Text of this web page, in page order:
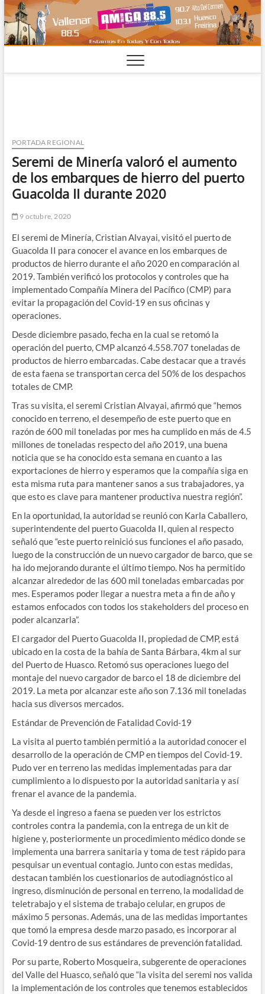
Saltar
al
contenido
PORTADA REGIONAL
Seremi de Minería valoró el aumento
de los embarques de hierro del puerto
Guacolda II durante 2020
9 octubre, 2020
El seremi de Minería, Cristian Alvayai, visitó el puerto de
Guacolda II para conocer el avance en los embarques de
productos de hierro durante el año 2020 en comparación al
2019. También verificó los protocolos y controles que ha
implementado Compañía Minera del Pacífico (CMP) para
evitar la propagación del Covid-19 en sus oficinas y
operaciones.
Desde diciembre pasado, fecha en la cual se retomó la
operación del puerto, CMP alcanzó 4.558.707 toneladas de
productos de hierro embarcadas. Cabe destacar que a través
de esta faena se transportan cerca del 50% de los despachos
totales de CMP.
Tras su visita, el seremi Cristian Alvayai, afirmó que “hemos
conocido en terreno, el desempeño de este puerto que en
razón de 600 mil toneladas por mes ha cumplido en más de 4.5
millones de toneladas respecto del año 2019, una buena
noticia que se ha conocido esta semana en cuanto a las
exportaciones de hierro y esperamos que la compañía siga en
esta misma ruta para mantener sanos a sus trabajadores, ya
que esto es clave para mantener productiva nuestra región”.
En la oportunidad, la autoridad se reunió con Karla Caballero,
superintendente del puerto Guacolda II, quien al respecto
señaló que “este puerto reinició sus funciones el año pasado,
luego de la construcción de un nuevo cargador de barco, que se
ha ido mejorando durante el último tiempo. Nos ha permitido
alcanzar alrededor de las 600 mil toneladas embarcadas por
mes. Esperamos poder llegar a nuestra meta a fin de año y
estamos enfocados con todos los stakeholders del proceso en
poder alcanzarla”.
El cargador del Puerto Guacolda II, propiedad de CMP, está
ubicado en la costa de la bahía de Santa Bárbara, 4km al sur
del Puerto de Huasco. Retomó sus operaciones luego del
montaje del nuevo cargador de barco el 18 de diciembre del
2019. La meta por alcanzar este año son 7.136 mil toneladas
hacia sus diversos mercados.
Estándar de Prevención de Fatalidad Covid-19
La visita al puerto también permitió a la autoridad conocer el
desarrollo de la operación de CMP en tiempos del Covid-19.
Pudo ver en terreno las medidas implementadas para dar
cumplimiento a lo dispuesto por la autoridad sanitaria y así
frenar el avance de la pandemia.
Ya desde el ingreso a faena se pueden ver los estrictos
controles contra la pandemia, con la entrega de un kit de
higiene y, posteriormente un procedimiento médico donde se
implementa una barrera sanitaria y toma de test rápido para
pesquisar un eventual contagio. Junto con estas medidas,
destacan también los cuestionarios de autodiagnóstico al
ingreso, disminución de personal en terreno, la modalidad de
teletrabajo y el sistema de trabajo celular, en grupos de
máximo 5 personas. Además, una de las medidas importantes
que tomó la empresa desde marzo pasado, es incorporar al
Covid-19 dentro de sus estándares de prevención fatalidad.
Por su parte, Roberto Mosqueira, subgerente de operaciones
del Valle del Huasco, señaló que “la visita del seremi nos valida
la implementación de los controles que tenemos establecidos